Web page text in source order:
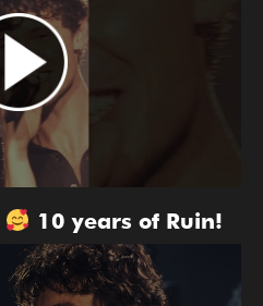
10 years of Ruin!